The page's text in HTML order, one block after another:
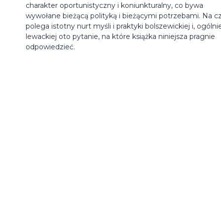
charakter oportunistyczny i koniunkturalny, co bywa
wywołane bieżącą polityką i bieżącymi potrzebami. Na
polega istotny nurt myśli i praktyki bolszewickiej i,
lewackiej oto pytanie, na które książka niniejsza pragnie
odpowiedzieć.